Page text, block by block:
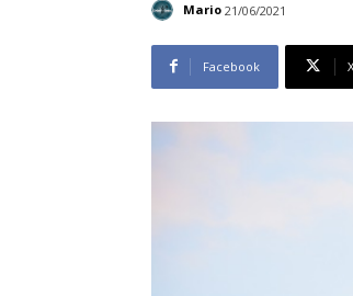
Mario 21/06/2021
Facebook X